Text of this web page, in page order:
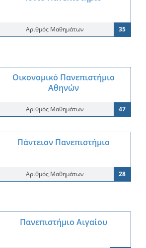
Αριθμός Μαθημάτων 35
Οικονομικό Πανεπιστήμιο
Αθηνών
Αριθμός Μαθημάτων 47
Πάντειον Πανεπιστήμιο
Αριθμός Μαθημάτων 28
Πανεπιστήμιο Αιγαίου